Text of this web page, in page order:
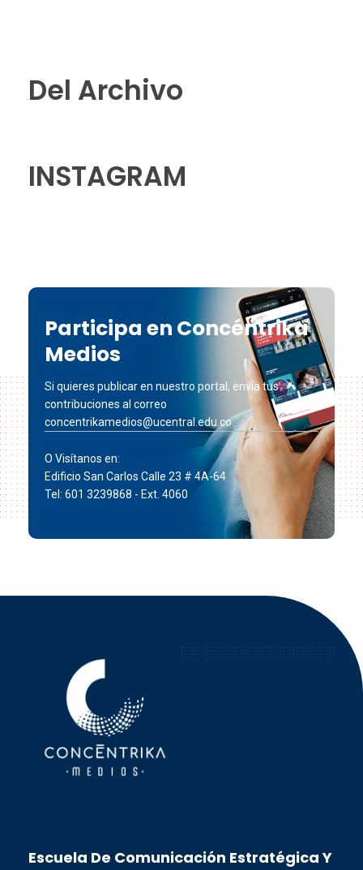
Del Archivo
INSTAGRAM
Participa en Concéntrika
Medios
Si quieres publicar en nuestro portal, envía tus
contribuciones al correo
concentrikamedios@ucentral.edu.co
O Visítanos en:
Edificio San Carlos Calle 23 # 4A-64
Tel: 601 3239868 - Ext. 4060
Escuela De Comunicación Estratégica Y